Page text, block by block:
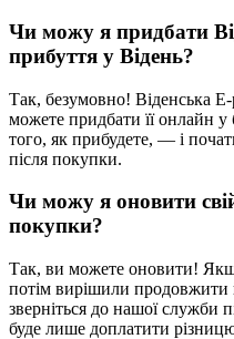
Чи можу я придбати
прибуття у Відень?
Так, безумовно! Віденська
можете придбати її онлайн у
того, як прибудете, — і
після покупки.
Чи можу я оновити
покупки?
Так, ви можете оновити!
потім вирішили продовжити
зверніться до нашої служби
буде лише доплатити